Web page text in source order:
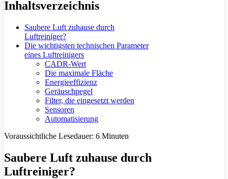
Inhaltsverzeichnis
Saubere Luft zuhause durch
Luftreiniger?
Die wichtigsten technischen Parameter
eines Luftreinigers
CADR-Wert
Die maximale Fläche
Energieeffizienz
Geräuschpegel
Filter, die eingesetzt werden
Sensoren
Automatisierung
Voraussichtliche Lesedauer: 6 Minuten
Saubere Luft zuhause durch
Luftreiniger?